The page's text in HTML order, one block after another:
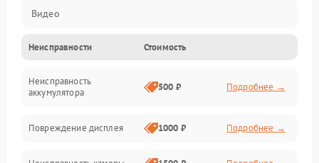
Видео
Запись
Механические повреждения
Программное обеспечение
Неисправности Стоимость
Неисправность
аккумулятора
500 ₽ Подробнее →
Повреждение дисплея 1000 ₽ Подробнее →